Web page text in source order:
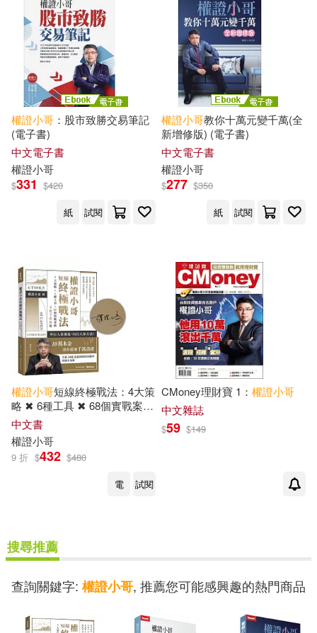
權證小哥 ：股市致勝交易筆記
(電子書)
中文電子書
權證小哥
$331 $420
紙
試閱
權證小哥教你十萬元變千萬(全
新增修版) (電子書)
中文電子書
權證小哥
$277 $350
紙
試閱
權證小哥短線終極戰法：4大策
略 ✖ 6種工具 ✖ 68個實戰案
例，手把手教你賺【限量親簽
版】
中文書
權證小哥
9 折 $432 $480
電
試閱
CMoney理財寶 1： 權證小哥
中文雜誌
$59 $149
搜尋推薦
查詢關鍵字: 權證小哥, 推薦您可能感興趣的熱門商品